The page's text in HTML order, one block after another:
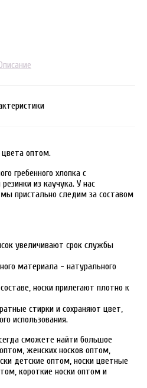
оптом.
гребенного хлопка с
из каучука. У нас
пристально следим за составом
увеличивают срок службы
материала - натурального
носки прилегают плотно к
стирки и сохраняют цвет,
использования.
сможете найти большое
женских носков оптом,
детские оптом, носки цветные
короткие носки оптом и